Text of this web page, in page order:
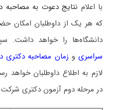
با اعلام نتایج دعوت به مصاحبه
که هر یک از داوطلبان امکان
دانشگاه‌ها را خواهد داشت.
سراسری و زمان مصاحبه دکتری
لازم به اطلاع داوطلبان خواهد
در مرحله دوم آزمون دکتری شرکت